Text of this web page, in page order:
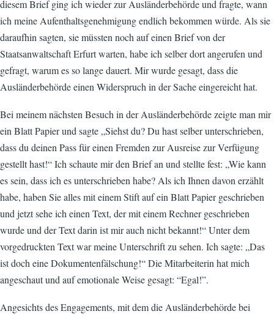
diesem Brief ging ich wieder zur Ausländerbehörde und fragte, wann
ich meine Aufenthaltsgenehmigung endlich bekommen würde. Als sie
daraufhin sagten, sie müssten noch auf einen Brief von der
Staatsanwaltschaft Erfurt warten, habe ich selber dort angerufen und
gefragt, warum es so lange dauert. Mir wurde gesagt, dass die
Ausländerbehörde einen Widerspruch in der Sache eingereicht hat.
Bei meinem nächsten Besuch in der Ausländerbehörde zeigte man mir
ein Blatt Papier und sagte „Siehst du? Du hast selber unterschrieben,
dass du deinen Pass für einen Fremden zur Ausreise zur Verfügung
gestellt hast!“ Ich schaute mir den Brief an und stellte fest: „Wie kann
es sein, dass ich es unterschrieben habe? Als ich Ihnen davon erzählt
habe, haben Sie alles mit einem Stift auf ein Blatt Papier geschrieben
und jetzt sehe ich einen Text, der mit einem Rechner geschrieben
wurde und der Text darin ist mir auch nicht bekannt!“ Unter dem
vorgedruckten Text war meine Unterschrift zu sehen. Ich sagte: „Das
ist doch eine Dokumentenfälschung!“ Die Mitarbeiterin hat mich
angeschaut und auf emotionale Weise gesagt: “Egal!”.
Angesichts des Engagements, mit dem die Ausländerbehörde bei